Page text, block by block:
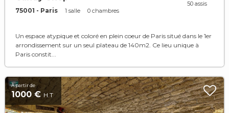
75001 - Paris 1 salle 0 chambres
50 assis
Un espace atypique et coloré en plein coeur de Paris situé dans le 1er
arrondissement sur un seul plateau de 140m2. Ce lieu unique à
Paris constit...
À partir de
1000 € H.T